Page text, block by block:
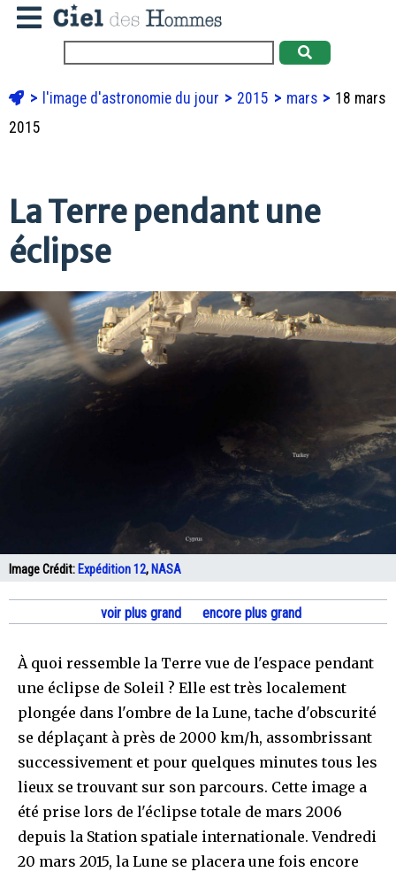
l'image d'astronomie du jour 2015 mars
18 mars
2015
La Terre pendant une
éclipse
Image Crédit: Expédition 12, NASA
voir plus grand encore plus grand
À quoi ressemble la Terre vue de l'espace pendant
une éclipse de Soleil ? Elle est très localement
plongée dans l'ombre de la Lune, tache d'obscurité
se déplaçant à près de 2000 km/h, assombrissant
successivement et pour quelques minutes tous les
lieux se trouvant sur son parcours. Cette image a
été prise lors de l'éclipse totale de mars 2006
depuis la Station spatiale internationale. Vendredi
20 mars 2015, la Lune se placera une fois encore